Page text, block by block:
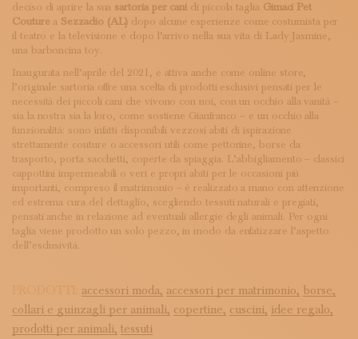
deciso di aprire la sua sartoria per cani di piccola taglia Gimaci Pet
Couture a Sezzadio (AL) dopo alcune esperienze come costumista per
il teatro e la televisione e dopo l’arrivo nella sua vita di Lady Jasmine,
una barboncina toy.
Inaugurata nell’aprile del 2021, e attiva anche come online store,
l’originale sartoria offre una scelta di prodotti esclusivi pensati per le
necessità dei piccoli cani che vivono con noi, con un occhio alla vanità –
sia la nostra sia la loro, come sostiene Gianfranco – e un occhio alla
funzionalità: sono infatti disponibili vezzosi abiti di ispirazione
strettamente couture o accessori utili come pettorine, borse da
trasporto, porta sacchetti, coperte da spiaggia. L’abbigliamento – classici
cappottini impermeabili o veri e propri abiti per le occasioni più
importanti, compreso il matrimonio – è realizzato a mano con attenzione
ed estrema cura del dettaglio, scegliendo tessuti naturali e pregiati,
pensati anche in relazione ad eventuali allergie degli animali. Per ogni
taglia viene prodotto un solo pezzo, in modo da enfatizzare l’aspetto
dell’esclusività.
PRODOTTI: accessori moda, accessori per matrimonio, borse,
collari e guinzagli per animali, copertine, cuscini, idee regalo,
prodotti per animali, tessuti